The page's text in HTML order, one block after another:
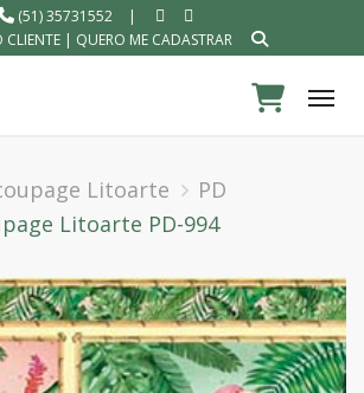
(51) 35731552
|
CLIENTE| QUERO ME CADASTRAR
Litoarte
PD
Litoarte PD-994